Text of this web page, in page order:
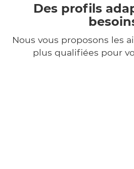
Des profils
Nous vous proposons les
plus qualifiées pour